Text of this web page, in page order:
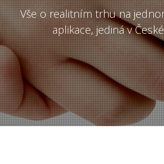
Vše o realitním trhu na
aplikace, jediná v